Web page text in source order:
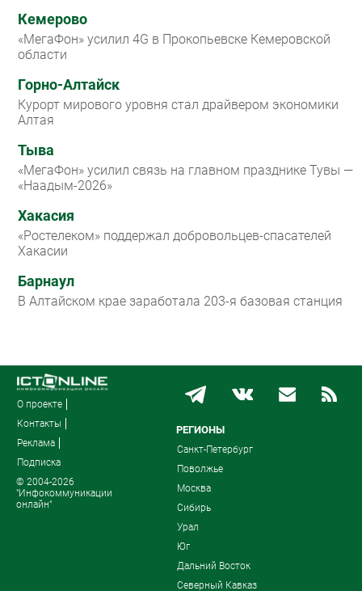
Кемерово
«МегаФон» усилил 4G в Прокопьевске Кемеровской
области
Горно-Алтайск
Курорт мирового уровня стал драйвером экономики
Алтая
Тыва
«МегаФон» усилил связь на главном празднике Тувы —
«Наадым-2026»
Хакасия
«Ростелеком» поддержал добровольцев-спасателей
Хакасии
Барнаул
В Алтайском крае заработала 203-я базовая станция
О проекте
Контакты
Реклама
Подписка
© 2004-2026
"Инфокоммуникации
онлайн"
РЕГИОНЫ
Санкт-Петербург
Поволжье
Москва
Сибирь
Урал
Юг
Дальний Восток
Северный Кавказ